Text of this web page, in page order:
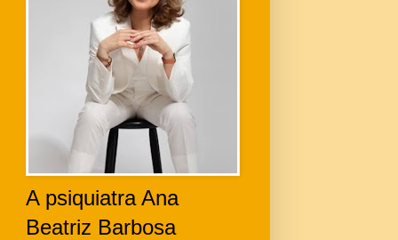
A psiquiatra Ana
Beatriz Barbosa